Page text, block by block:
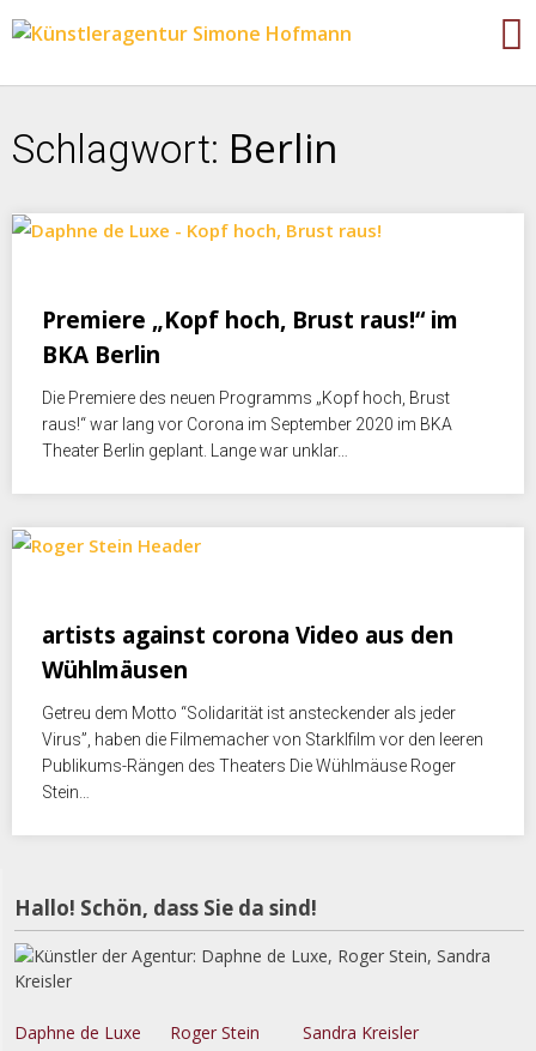
Schlagwort: Berlin
Premiere „Kopf hoch, Brust raus!“ im
BKA Berlin
Die Premiere des neuen Programms „Kopf hoch, Brust
raus!“ war lang vor Corona im September 2020 im BKA
Theater Berlin geplant. Lange war unklar…
artists against corona Video aus den
Wühlmäusen
Getreu dem Motto “Solidarität ist ansteckender als jeder
Virus”, haben die Filmemacher von Starklfilm vor den leeren
Publikums-Rängen des Theaters Die Wühlmäuse Roger
Stein…
Hallo! Schön, dass Sie da sind!
Daphne de Luxe Roger Stein Sandra Kreisler